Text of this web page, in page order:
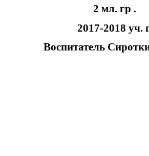
2 мл. гр .
2017-2018 уч.
Воспитатель